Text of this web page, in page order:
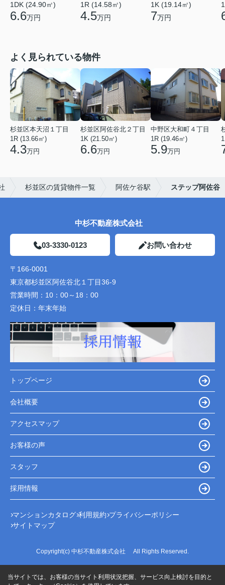
1DK (24.90㎡)
6.6万円
1R (14.58㎡)
4.5万円
1K (19.14㎡)
7万円
よく見られている物件
杉並区本天沼１丁目
1R (13.66㎡)
4.3万円
杉並区阿佐谷北２丁目
1K (21.50㎡)
6.6万円
中野区大和町４丁目
1R (19.46㎡)
5.9万円
杉並区の賃貸物件一覧 阿佐ケ谷駅 ステップ阿佐谷
中杉不動産株式会社
03-3330-0123 お問い合わせ
〒166-0001
東京都杉並区阿佐谷北１丁目36-9
営業時間： 10：00～18：00
定休日： 年末年始
トップページ
会社概要
アクセスマップ
お客様の声
スタッフ
採用情報
マンションカタログ 利用規約 プライバシーポリシー
サイトマップ
Copyright(c) 中杉不動産株式会社 All Rights Reserved.
当サイトでは、お客様の当サイト利用状況把握、サービス向上検討を目的と